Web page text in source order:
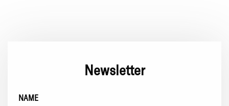
Newsletter
NAME